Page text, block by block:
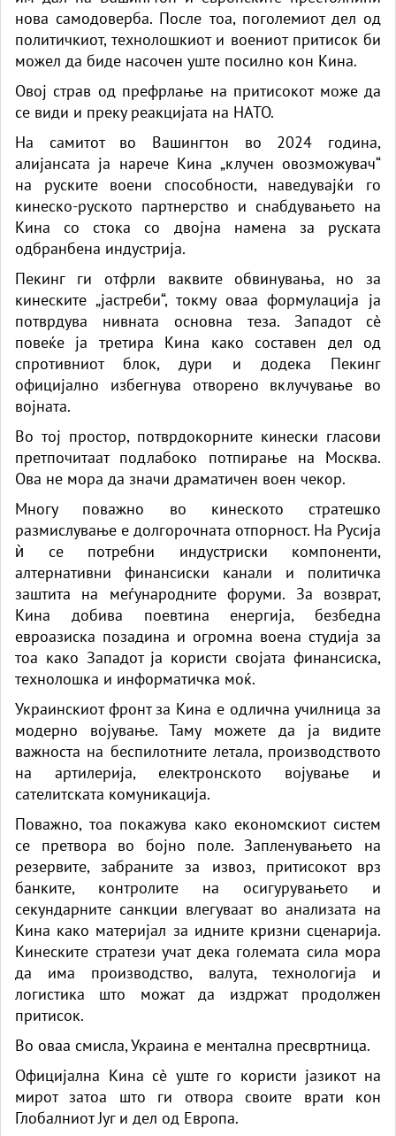
нова самодоверба. После тоа, поголемиот дел од
политичкиот, технолошкиот и воениот притисок би
можел да биде насочен уште посилно кон Кина.
Овој страв од префрлање на притисокот може да
се види и преку реакцијата на НАТО.
На самитот во Вашингтон во 2024 година,
алијансата ја нарече Кина „клучен овозможувач“
на руските воени способности, наведувајќи го
кинеско-руското партнерство и снабдувањето на
Кина со стока со двојна намена за руската
одбранбена индустрија.
Пекинг ги отфрли ваквите обвинувања, но за
кинеските „јастреби“, токму оваа формулација ја
потврдува нивната основна теза. Западот сè
повеќе ја третира Кина како составен дел од
спротивниот блок, дури и додека Пекинг
официјално избегнува отворено вклучување во
војната.
Во тој простор, потврдокорните кинески гласови
претпочитаат подлабоко потпирање на Москва.
Ова не мора да значи драматичен воен чекор.
Многу поважно во кинеското стратешко
размислување е долгорочната отпорност. На Русија
ѝ се потребни индустриски компоненти,
алтернативни финансиски канали и политичка
заштита на меѓународните форуми. За возврат,
Кина добива поевтина енергија, безбедна
евроазиска позадина и огромна воена студија за
тоа како Западот ја користи својата финансиска,
технолошка и информатичка моќ.
Украинскиот фронт за Кина е одлична училница за
модерно војување. Таму можете да ја видите
важноста на беспилотните летала, производството
на артилерија, електронското војување и
сателитската комуникација.
Поважно, тоа покажува како економскиот систем
се претвора во бојно поле. Запленувањето на
резервите, забраните за извоз, притисокот врз
банките, контролите на осигурувањето и
секундарните санкции влегуваат во анализата на
Кина како материјал за идните кризни сценарија.
Кинеските стратези учат дека големата сила мора
да има производство, валута, технологија и
логистика што можат да издржат продолжен
притисок.
Во оваа смисла, Украина е ментална пресвртница.
Официјална Кина сè уште го користи јазикот на
мирот затоа што ги отвора своите врати кон
Глобалниот Југ и дел од Европа.